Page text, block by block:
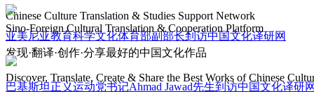
亚美尼亚教育科学文化体育部副部长到访中国文化译研网
巴基斯坦正义运动党书记Ahmad Jawad先生到访中国文化译研网
Chinese Culture Translation & Studies Support Network
Sino-Foreign Cultural Translation & Cooperation Platform
发现·翻译·创作·分享最好的中国文化作品
Discover, Translate, Create & Share the Best Works of Chinese